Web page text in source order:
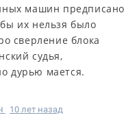
машин предписано
их нельзя было
сверление блока
судья,
дурью мается.
10 лет назад